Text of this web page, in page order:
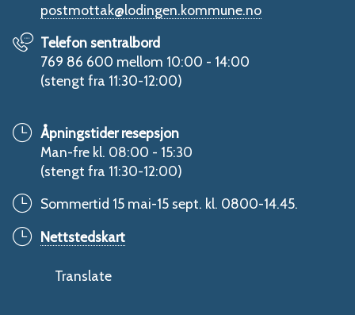
postmottak@lodingen.kommune.no
Telefon sentralbord
769 86 600 mellom 10:00 - 14:00
(stengt fra 11:30-12:00)
Åpningstider resepsjon
Man-fre kl. 08:00 - 15:30
(stengt fra 11:30-12:00)
Sommertid 15 mai-15 sept. kl. 0800-14.45.
Nettstedskart
Translate